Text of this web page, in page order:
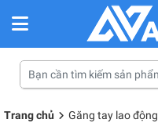
Trang chủ Găng tay lao động